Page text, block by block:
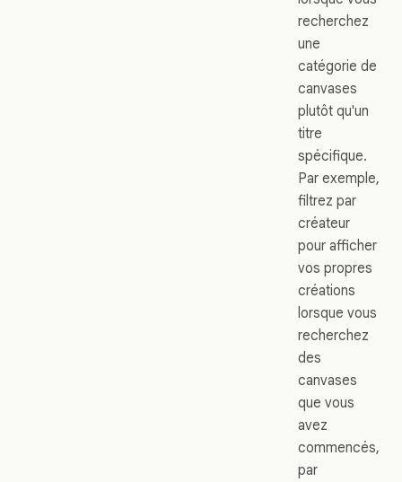
recherchez
une
catégorie de
canvases
plutôt qu'un
titre
spécifique.
Par exemple,
filtrez par
créateur
pour afficher
vos propres
créations
lorsque vous
recherchez
des
canvases
que vous
avez
commencés,
par